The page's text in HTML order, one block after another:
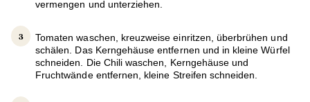
vermengen und unterziehen.
Tomaten waschen, kreuzweise einritzen, überbrühen und
schälen. Das Kerngehäuse entfernen und in kleine Würfel
schneiden. Die Chili waschen, Kerngehäuse und
Fruchtwände entfernen, kleine Streifen schneiden.